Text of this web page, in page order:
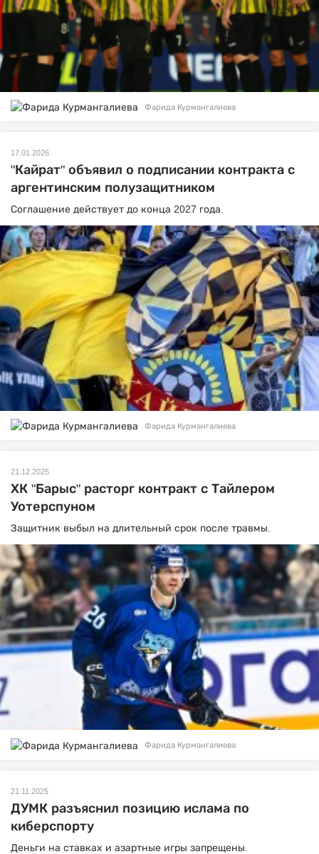
Фарида Курмангалиева
17.01.2026
"Кайрат" объявил о подписании контракта с
аргентинским полузащитником
Соглашение действует до конца 2027 года.
Фарида Курмангалиева
21.12.2025
ХК "Барыс" расторг контракт с Тайлером
Уотерспуном
Защитник выбыл на длительный срок после травмы.
Фарида Курмангалиева
21.11.2025
ДУМК разъяснил позицию ислама по
киберспорту
Деньги на ставках и азартные игры запрещены.